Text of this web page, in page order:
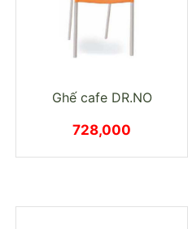
Ghế cafe DR.NO
728,000